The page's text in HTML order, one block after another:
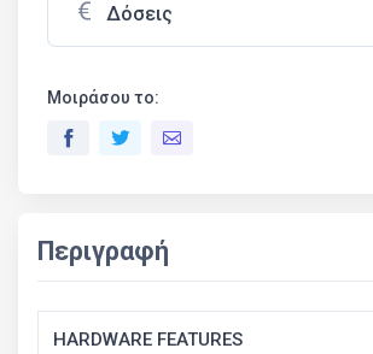
Δόσεις
Μοιράσου το:
Περιγραφή
HARDWARE FEATURES